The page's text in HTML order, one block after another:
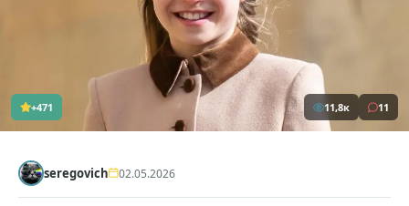
+471 11,8к 11
seregovich 02.05.2026